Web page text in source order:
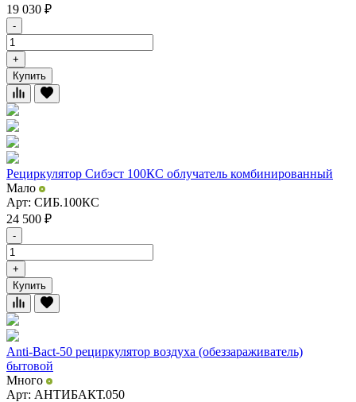
19 030 ₽
-
+
Купить
Рециркулятор Сибэст 100КС облучатель комбинированный
Мало
Арт: СИБ.100КС
24 500 ₽
-
+
Купить
Anti-Bact-50 рециркулятор воздуха (обеззараживатель)
бытовой
Много
Арт: АНТИБАКТ.050